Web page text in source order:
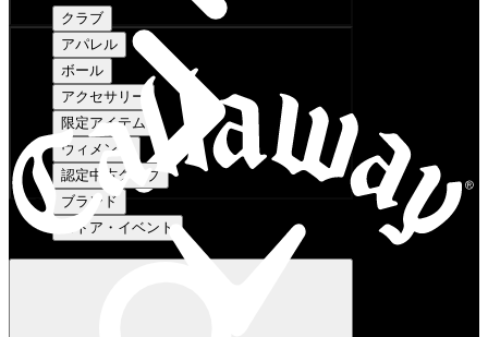
クラブ
アパレル
ボール
アクセサリー
限定アイテム
ウィメンズ
認定中古クラブ
ブランド
ストア・イベント